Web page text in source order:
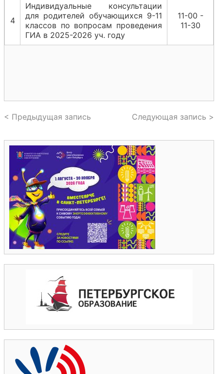
4
Индивидуальные консультации
для родителей обучающихся 9-11
классов по вопросам проведения
ГИА в 2025-2026 уч. году
11-00 -
11-30
< Предыдущая запись Следующая запись >